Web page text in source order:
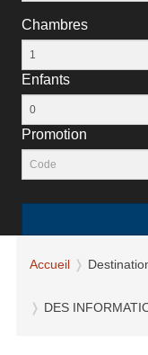
Chambres
Enfants
Рromotion
Accueil
DES